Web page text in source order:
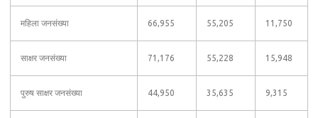
महिला जनसंख्या 66,955 55,205 11,750
साक्षर जनसंख्या 71,176 55,228 15,948
पुरुष साक्षर जनसंख्या 44,950 35,635 9,315